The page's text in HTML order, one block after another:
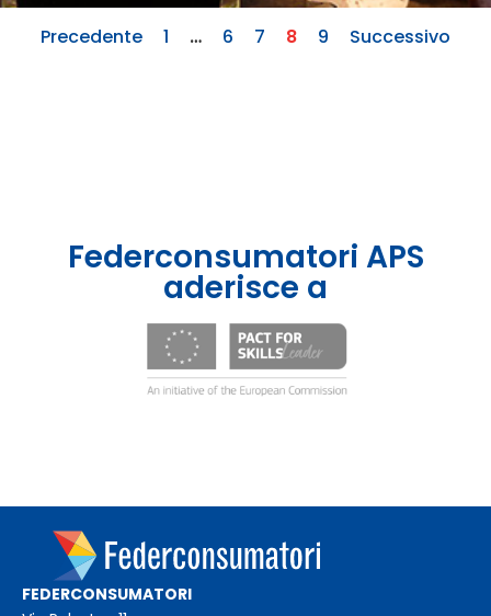
Precedente 1 … 6 7 8 9 Successivo
Federconsumatori APS
aderisce a
FEDERCONSUMATORI